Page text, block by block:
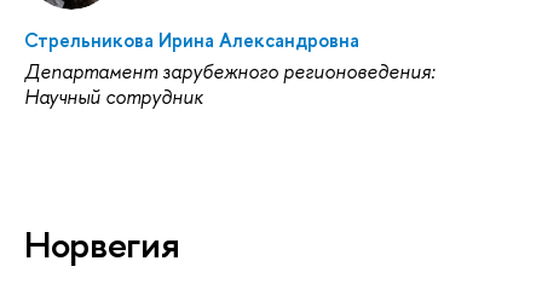
Стрельникова Ирина Александровна
Департамент зарубежного регионоведения:
Научный сотрудник
Норвегия